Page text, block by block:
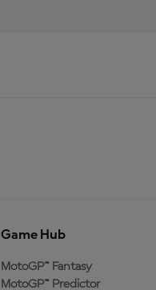
Game Hub
MotoGP™ Fantasy
MotoGP™ Predictor